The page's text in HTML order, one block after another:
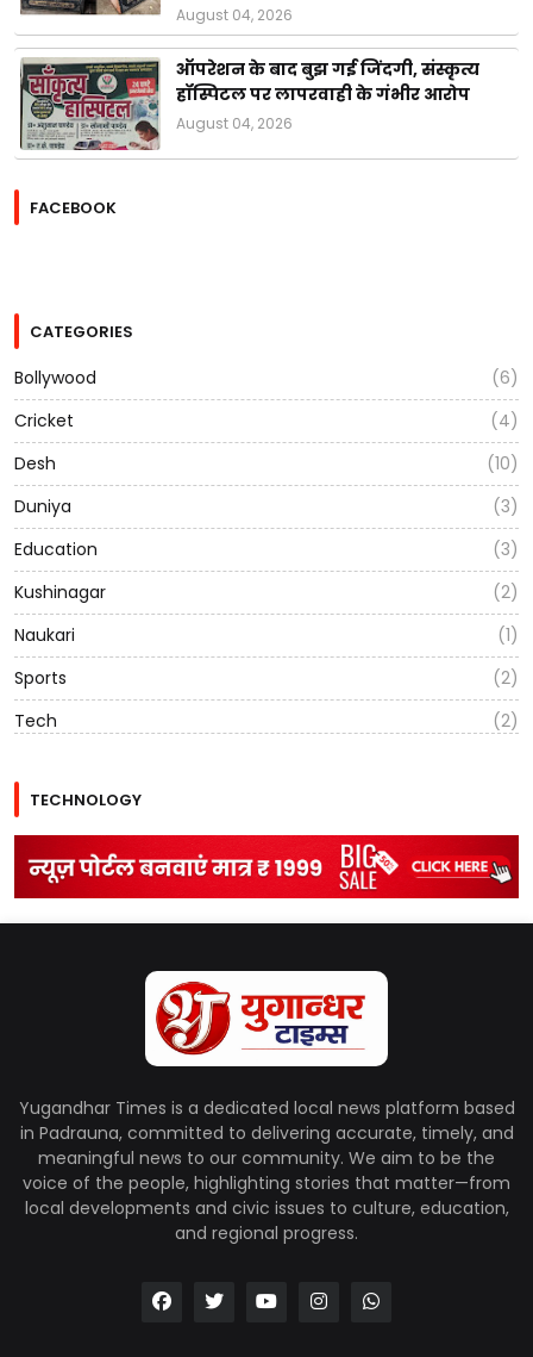
August 04, 2026
ऑपरेशन के बाद बुझ गई जिंदगी, संस्कृत्य
हॉस्पिटल पर लापरवाही के गंभीर आरोप
August 04, 2026
FACEBOOK
CATEGORIES
Bollywood
(6)
Cricket
(4)
Desh
(10)
Duniya
(3)
Education
(3)
Kushinagar
(2)
Naukari
(1)
Sports
(2)
Tech
(2)
TECHNOLOGY
Yugandhar Times is a dedicated local news platform based
in Padrauna, committed to delivering accurate, timely, and
meaningful news to our community. We aim to be the
voice of the people, highlighting stories that matter—from
local developments and civic issues to culture, education,
and regional progress.